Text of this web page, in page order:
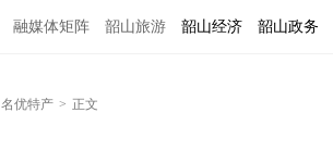
融媒体矩阵 韶山旅游 韶山经济 韶山政务
名优特产 > 正文